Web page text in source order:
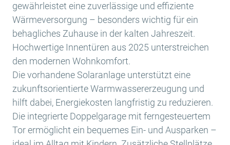
gewährleistet eine zuverlässige und effiziente
Wärmeversorgung – besonders wichtig für ein
behagliches Zuhause in der kalten Jahreszeit.
Hochwertige Innentüren aus 2025 unterstreichen
den modernen Wohnkomfort.
Die vorhandene Solaranlage unterstützt eine
zukunftsorientierte Warmwassererzeugung und
hilft dabei, Energiekosten langfristig zu reduzieren.
Die integrierte Doppelgarage mit ferngesteuertem
Tor ermöglicht ein bequemes Ein- und Ausparken –